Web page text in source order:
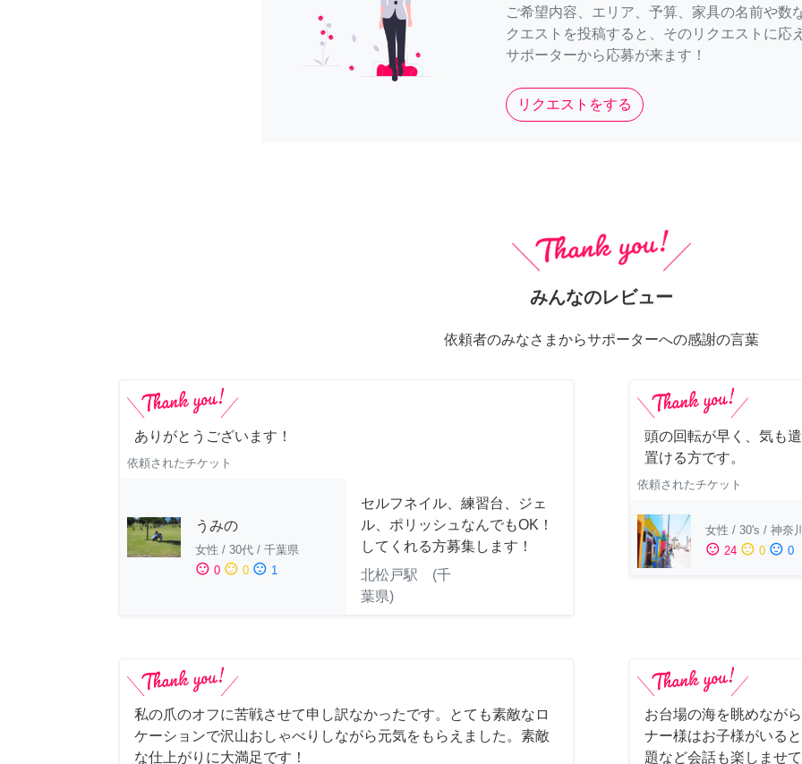
ご希望内容、エリア、予算、家具の名前や数
クエストを投稿すると、そのリクエストに応
サポーターから応募が来ます！
リクエストをする
みんなのレビュー
依頼者のみなさまからサポーターへの感謝の言葉
ありがとうございます！
依頼されたチケット
うみの
女性 / 30代 / 千葉県
sentiment_satisfied 0 sentiment_neutral 0 sentiment_dissatisfied 1
セルフネイル、練習台、ジェ
ル、ポリッシュなんでもOK！
してくれる方募集します！
北松戸駅 (千
葉県)
頭の回転が早く、気も
置ける方です。
依頼されたチケット
女性 / 30's / 神奈
sentiment_satisfied 24 sentiment_neutral 0 sentiment_dissatisfied 0
私の爪のオフに苦戦させて申し訳なかったです。とても素敵なロ
ケーションで沢山おしゃべりしながら元気をもらえました。素敵
な仕上がりに大満足です！
お台場の海を眺めなが
ナー様はお子様がいる
題など会話も楽しませ